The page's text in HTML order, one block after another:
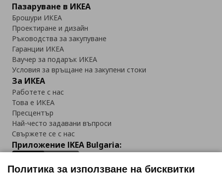
Пазаруване в ИКЕА
Брошури ИКЕА
Проектиране и дизайн
Ръководства за закупуване
Гаранции ИКЕА
Ваучер за подарък ИКЕА
Условия за връщане на закупени стоки
За ИКЕА
Работете с нас
Това е ИКЕА
Пресцентър
Най-често задавани въпроси
Свържете се с нас
Приложение IKEA Bulgaria:
Политика за използване на бисквитки